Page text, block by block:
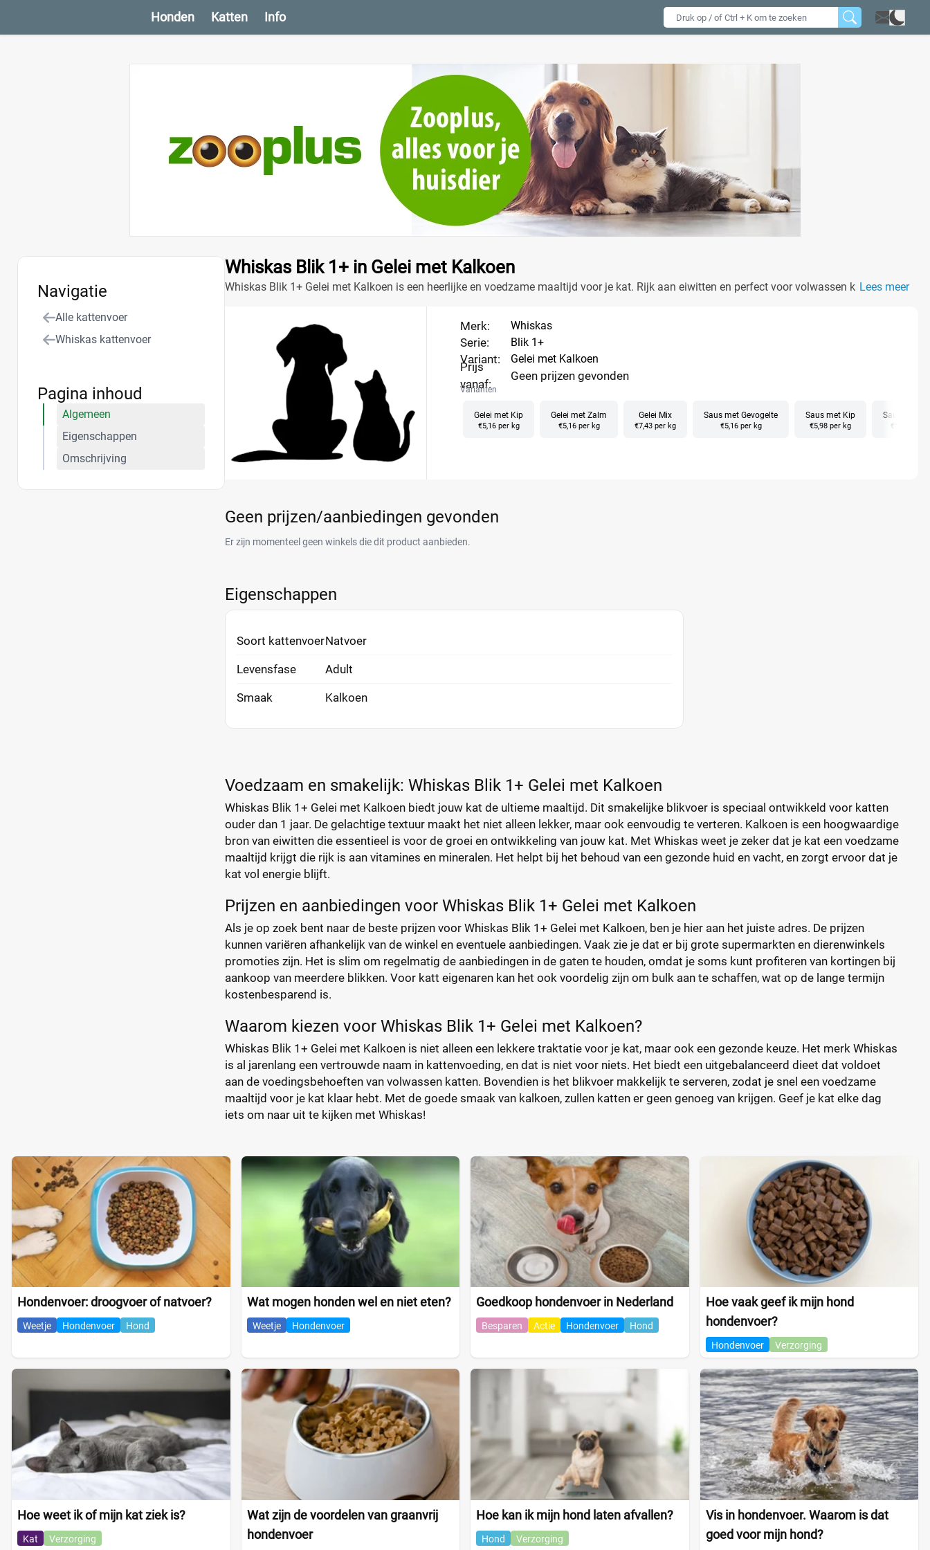
Honden Katten Info
Whiskas Blik 1+ in Gelei met Kalkoen
Whiskas Blik 1+ Gelei met Kalkoen is een heerlijke en voedzame maaltijd voor je kat. Rijk aan eiwitten en perfect voor volwassen katten.Lees meer
Merk:
Serie:
Variant:
Prijs
vanaf:
Whiskas
Blik 1+
Gelei met Kalkoen
Geen prijzen gevonden
Varianten
Gelei met Kip
€5,16 per kg
Gelei met Zalm
€5,16 per kg
Gelei Mix
€7,43 per kg
Saus met Gevogelte
€5,16 per kg
Saus met Kip
€5,98 per kg
Saus met
€4,73 per
Geen prijzen/aanbiedingen gevonden
Er zijn momenteel geen winkels die dit product aanbieden.
Eigenschappen
Soort kattenvoerNatvoer
Levensfase Adult
Smaak Kalkoen
Voedzaam en smakelijk: Whiskas Blik 1+ Gelei met Kalkoen
Whiskas Blik 1+ Gelei met Kalkoen biedt jouw kat de ultieme maaltijd. Dit smakelijke blikvoer is speciaal ontwikkeld voor katten
ouder dan 1 jaar. De gelachtige textuur maakt het niet alleen lekker, maar ook eenvoudig te verteren. Kalkoen is een hoogwaardige
bron van eiwitten die essentieel is voor de groei en ontwikkeling van jouw kat. Met Whiskas weet je zeker dat je kat een voedzame
maaltijd krijgt die rijk is aan vitamines en mineralen. Het helpt bij het behoud van een gezonde huid en vacht, en zorgt ervoor dat je
kat vol energie blijft.
Prijzen en aanbiedingen voor Whiskas Blik 1+ Gelei met Kalkoen
Als je op zoek bent naar de beste prijzen voor Whiskas Blik 1+ Gelei met Kalkoen, ben je hier aan het juiste adres. De prijzen
kunnen variëren afhankelijk van de winkel en eventuele aanbiedingen. Vaak zie je dat er bij grote supermarkten en dierenwinkels
promoties zijn. Het is slim om regelmatig de aanbiedingen in de gaten te houden, omdat je soms kunt profiteren van kortingen bij
aankoop van meerdere blikken. Voor katt eigenaren kan het ook voordelig zijn om bulk aan te schaffen, wat op de lange termijn
kostenbesparend is.
Waarom kiezen voor Whiskas Blik 1+ Gelei met Kalkoen?
Whiskas Blik 1+ Gelei met Kalkoen is niet alleen een lekkere traktatie voor je kat, maar ook een gezonde keuze. Het merk Whiskas
is al jarenlang een vertrouwde naam in kattenvoeding, en dat is niet voor niets. Het biedt een uitgebalanceerd dieet dat voldoet
aan de voedingsbehoeften van volwassen katten. Bovendien is het blikvoer makkelijk te serveren, zodat je snel een voedzame
maaltijd voor je kat klaar hebt. Met de goede smaak van kalkoen, zullen katten er geen genoeg van krijgen. Geef je kat elke dag
iets om naar uit te kijken met Whiskas!
Navigatie
Alle kattenvoer
Whiskas kattenvoer
Pagina inhoud
Algemeen
Eigenschappen
Omschrijving
Hondenvoer: droogvoer of natvoer?
Weetje Hondenvoer Hond
Wat mogen honden wel en niet eten?
Weetje Hondenvoer
Goedkoop hondenvoer in Nederland
Besparen Actie Hondenvoer Hond
Hoe vaak geef ik mijn hond
hondenvoer?
Hondenvoer Verzorging
Hoe weet ik of mijn kat ziek is?
Kat Verzorging
Wat zijn de voordelen van graanvrij
hondenvoer
Hoe kan ik mijn hond laten afvallen?
Hond Verzorging
Vis in hondenvoer. Waarom is dat
goed voor mijn hond?